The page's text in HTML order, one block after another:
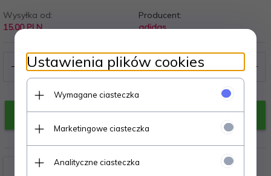
Wysyłka od:
15.00 PLN
Producent:
adidas
KUP TERAZ!
Ustawienia plików cookies
Wymagane ciasteczka
Marketingowe ciasteczka
Analityczne ciasteczka